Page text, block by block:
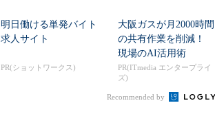
明日働ける単発バイト
求人サイト
PR(ショットワークス)
大阪ガスが月2000時間
の共有作業を削減！
現場のAI活用術
PR(ITmedia エンタープライ
ズ)
Recommended by